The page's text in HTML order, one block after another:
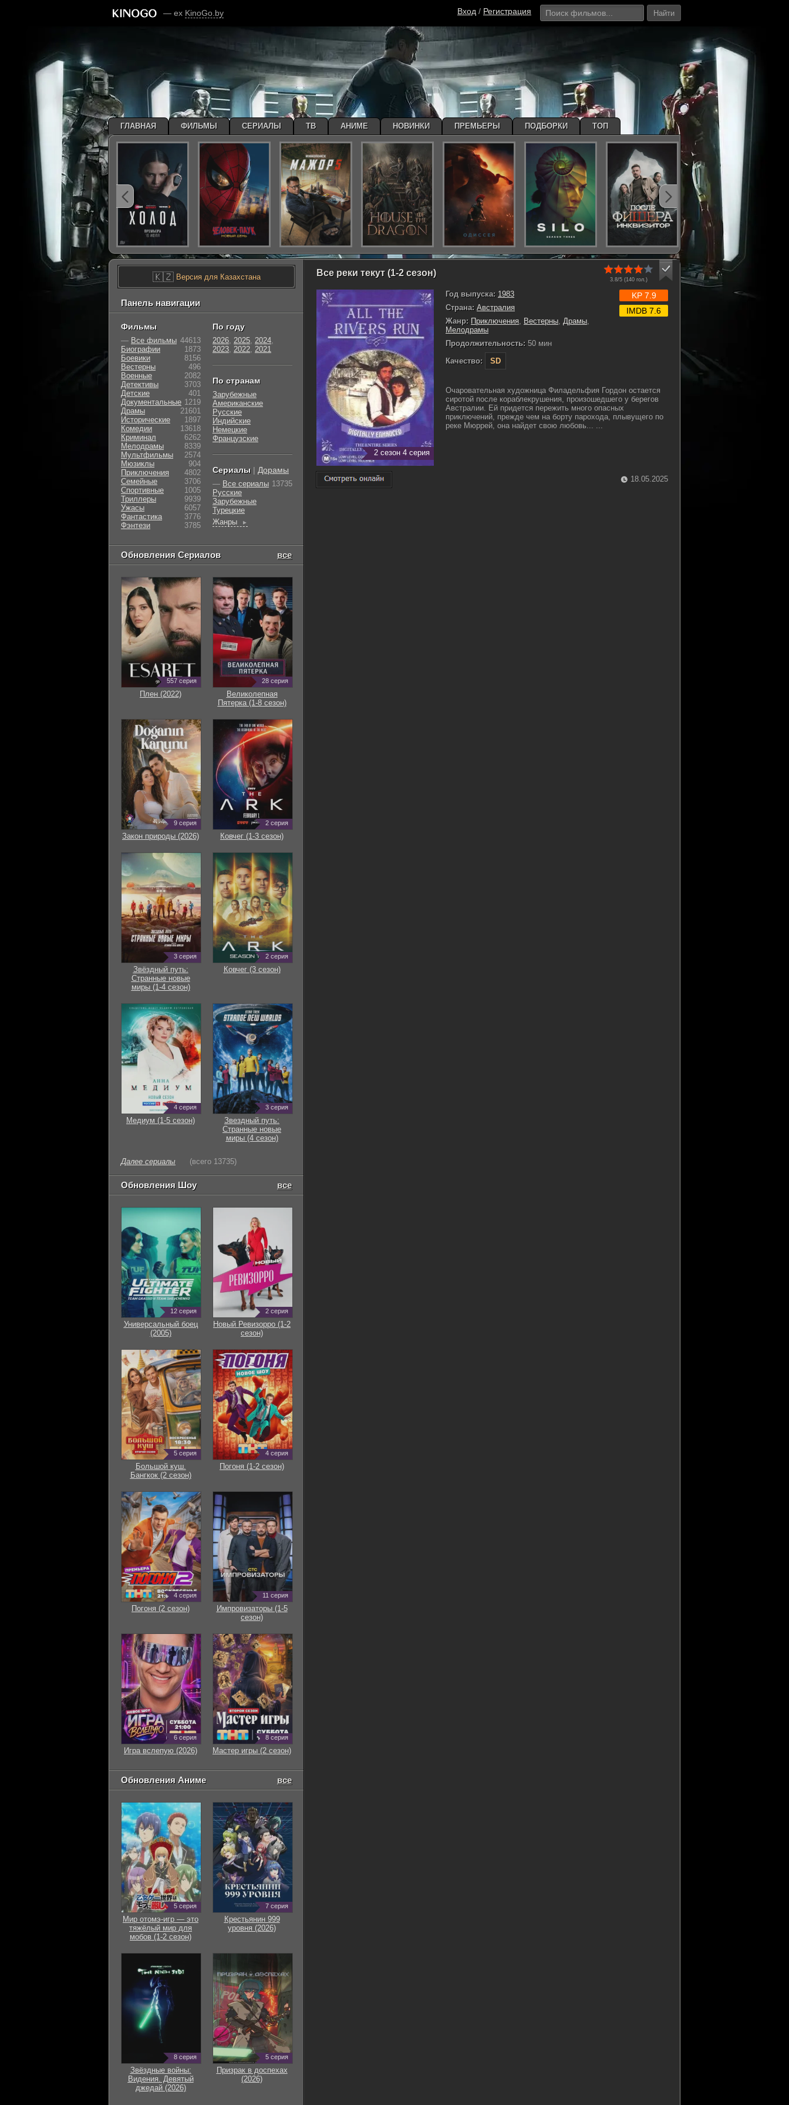
— ex KinoGo.by Вход / Регистрация Найти
Все реки текут (1-2 сезон)
3.8/5 (140гол.)
2 сезон 4 серия
Год выпуска: 1983
Страна: Австралия
Жанр: Приключения, Вестерны, Драмы,
Мелодрамы
Продолжительность: 50 мин
Качество:
SD
KP 7.9
IMDB 7.6
Очаровательная художница Филадельфия Гордон остается
сиротой после кораблекрушения, произошедшего у берегов
Австралии. Ей придется пережить много опасных
приключений, прежде чем на борту парохода, плывущего по
реке Мюррей, она найдет свою любовь... ...
18.05.2025
🇰🇿Версия для Казахстана
Панель навигации
Фильмы
— Все фильмы 44613
Биографии
1873
Боевики
8156
Вестерны
496
Военные
2082
Детективы
3703
Детские
401
Документальные 1219
Драмы
21601
Исторические
1897
Комедии
13618
Криминал
6262
Мелодрамы
8339
Мультфильмы
2574
Мюзиклы
904
Приключения
4802
Семейные
3706
Cпортивные
1005
Триллеры
9939
Ужасы
6057
Фантастика
3776
Фэнтези
3785
По году
2026, 2025, 2024,
2023, 2022, 2021
По странам
Зарубежные
Американские
Русские
Индийские
Немецкие
Французские
Сериалы | Дорамы
— Все сериалы 13735
Русские
Зарубежные
Турецкие
Жанры
►
Обновления Сериалов все
557 серия
Плен (2022)
28 серия
Великолепная
Пятерка (1-8 сезон)
9 серия
Закон природы (2026)
2 серия
Ковчег (1-3 сезон)
3 серия
Звёздный путь:
Странные новые
миры (1-4 сезон)
2 серия
Ковчег (3 сезон)
4 серия
Медиум (1-5 сезон)
3 серия
Звездный путь:
Странные новые
миры (4 сезон)
Далее сериалы (всего 13735)
Обновления Шоу все
12 серия
Универсальный боец
(2005)
2 серия
Новый Ревизорро (1-2
сезон)
5 серия
Большой куш.
Бангкок (2 сезон)
4 серия
Погоня (1-2 сезон)
4 серия
Погоня (2 сезон)
11 серия
Импровизаторы (1-5
сезон)
6 серия
Игра вслепую (2026)
8 серия
Мастер игры (2 сезон)
Обновления Аниме все
5 серия
Мир отомэ-игр — это
тяжёлый мир для
мобов (1-2 сезон)
7 серия
Крестьянин 999
уровня (2026)
8 серия
Звёздные войны:
Видения. Девятый
джедай (2026)
5 серия
Призрак в доспехах
(2026)
ГЛАВНАЯ ФИЛЬМЫ СЕРИАЛЫ ТВ АНИМЕ НОВИНКИ ПРЕМЬЕРЫ ПОДБОРКИ ТОП